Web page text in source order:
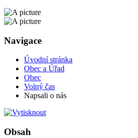
Navigace
Úvodní stránka
Obec a Úřad
Obec
Volný čas
Napsali o nás
Obsah